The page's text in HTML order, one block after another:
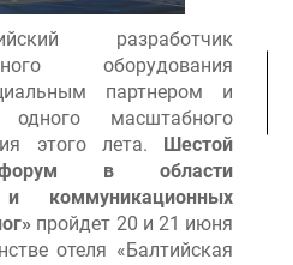
разработчик
оборудования
партнером и
масштабного
этого лета.
Шестой
форум в области
коммуникационных
пройдет 20 и 21 июня
отеля «Балтийская